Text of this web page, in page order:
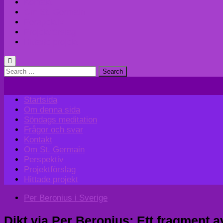
Search
Startsida
Om denna sida
Söndags meditation
Frågor och svar
Kontakt
Om St. Germain
Perspektiv
Projektförslag
Hittade projekt
Per Beronius i Sverige